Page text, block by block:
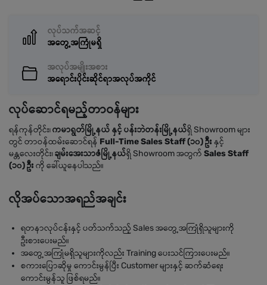
လုပ်သက်အဆင့်
အတွေ့အကြုံမရှိ
အလုပ်အမျိုးအစား
အရောင်းပိုင်းဆိုင်ရာအလုပ်အကိုင်
လုပ်ဆောင်ရမည့်တာဝန်များ
ရန်ကုန်တိုင်း၊ကမာရွတ်မြို့နယ် နှင့် ပန်းဘဲတန်းမြို့နယ်ရှိ Showroom များ
တွင် တာဝန်ထမ်းဆောင်ရန် Full-Time Sales Staff (၁၀) ဦး နှင့်
မန္တလေးတိုင်း၊ချမ်းအေးသာဇံမြို့နယ်ရှိ Showroom အတွက် Sales Staff
(၁၀) ဦး ကို ခေါ်ယူနေပါသည်။
လိုအပ်သောအရည်အချင်း
ရတနာလုပ်ငန်းနှင့် ပတ်သက်သည့် Sales အတွေ့အကြုံရှိသူများကို
ဦးစားပေးမည်။
အတွေ့အကြုံမရှိသူများကိုလည်း Training ပေးသင်ကြားပေးမည်။
စကားပြောဆိုမှု ကောင်းမွန်ပြီး Customer များနှင့် ဆက်ဆံရေး
ကောင်းမွန်သူ ဖြစ်ရမည်။